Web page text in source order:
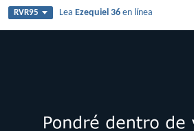
RVR95 LeaEzequiel 36 en línea